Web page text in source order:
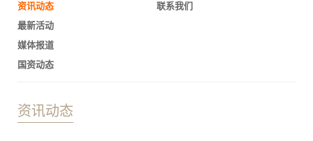
资讯动态
最新活动
媒体报道
国资动态
联系我们
资讯动态